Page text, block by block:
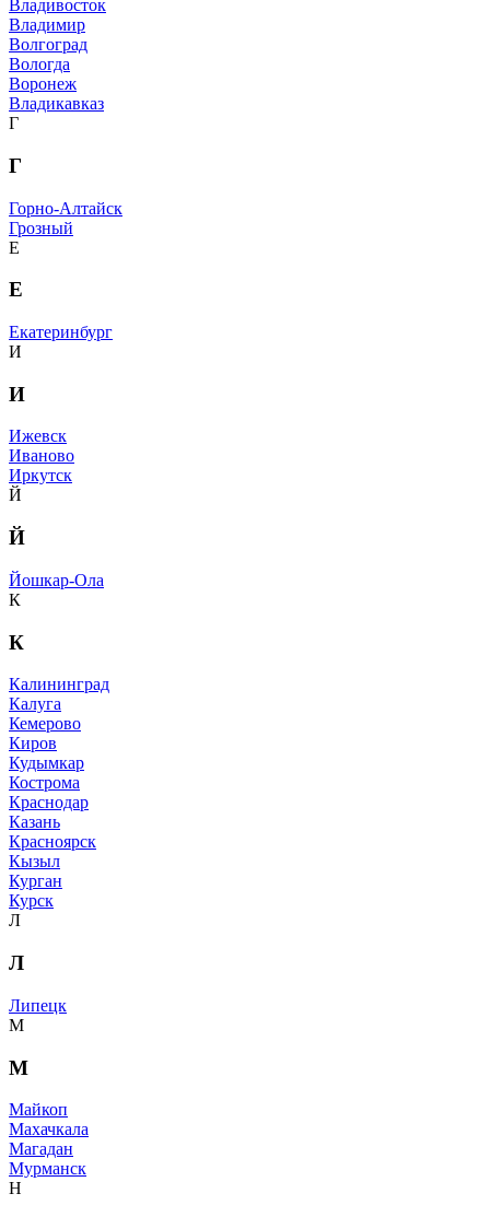
Владивосток
Владимир
Волгоград
Вологда
Воронеж
Владикавказ
Г
Г
Горно-Алтайск
Грозный
Е
Е
Екатеринбург
И
И
Ижевск
Иваново
Иркутск
Й
Й
Йошкар-Ола
К
К
Калининград
Калуга
Кемерово
Киров
Кудымкар
Кострома
Краснодар
Казань
Красноярск
Кызыл
Курган
Курск
Л
Л
Липецк
М
М
Майкоп
Махачкала
Магадан
Мурманск
Н